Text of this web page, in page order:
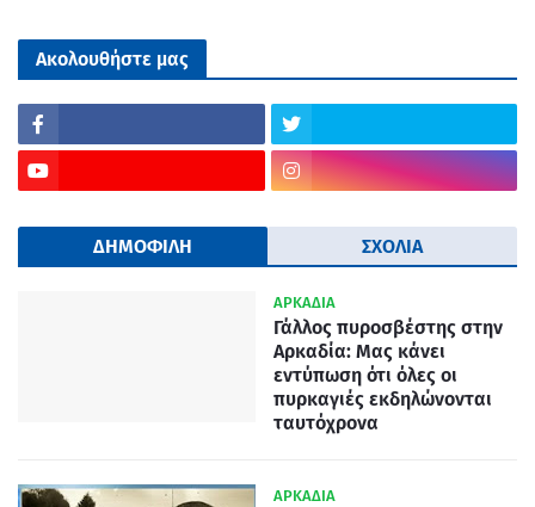
Ακολουθήστε μας
ΔΗΜΟΦΙΛΗ ΣΧΟΛΙΑ
ΑΡΚΑΔΙΑ
Γάλλος πυροσβέστης στην
Αρκαδία: Μας κάνει
εντύπωση ότι όλες οι
πυρκαγιές εκδηλώνονται
ταυτόχρονα
ΑΡΚΑΔΙΑ